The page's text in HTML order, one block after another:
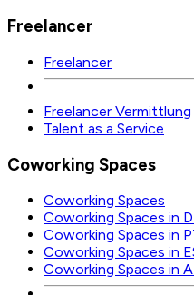
Freelancer
Freelancer
Freelancer Vermittlung
Talent as a Service
Coworking Spaces
Coworking Spaces
Coworking Spaces in
Coworking Spaces in
Coworking Spaces in
Coworking Spaces in